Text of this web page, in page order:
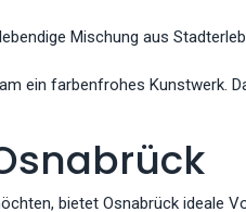
Mischung aus
ein farbenfrohes Kunstwerk.
bietet Osnabrück ideale